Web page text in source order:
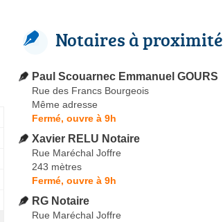
Notaires à proximité
Paul Scouarnec Emmanuel GOURS
Rue des Francs Bourgeois
Même adresse
Fermé, ouvre à 9h
Xavier RELU Notaire
Rue Maréchal Joffre
243 mètres
Fermé, ouvre à 9h
RG Notaire
Rue Maréchal Joffre